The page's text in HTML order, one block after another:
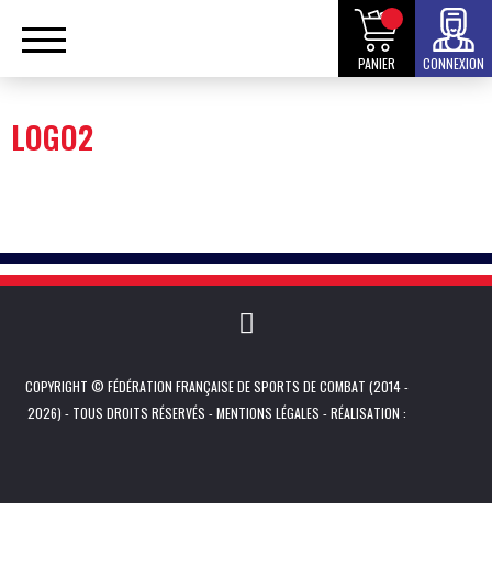
PANIER CONNEXION
LOGO2
COPYRIGHT © FÉDÉRATION FRANÇAISE DE SPORTS DE COMBAT (2014 -
2026) - TOUS DROITS RÉSERVÉS -MENTIONS LÉGALES - RÉALISATION :